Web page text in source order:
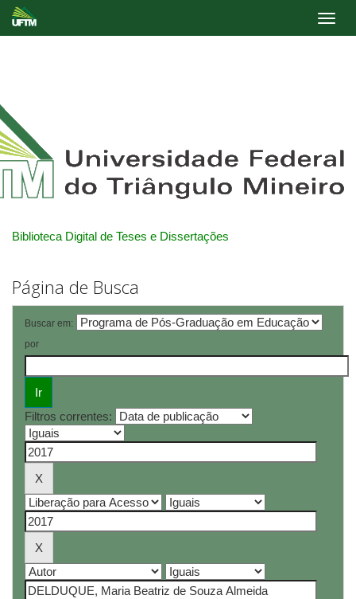
Biblioteca Digital de Teses e Dissertações
Página de Busca
Buscar em:
por
Filtros correntes: